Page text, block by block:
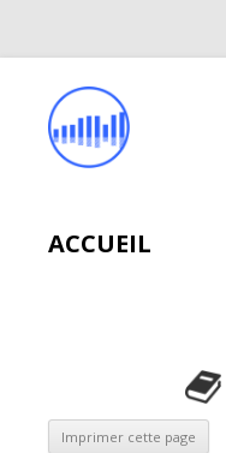
ACCUEIL